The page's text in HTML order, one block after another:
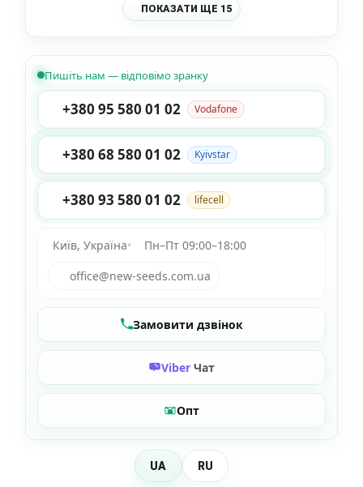
ПОКАЗАТИ ЩЕ 15
Пишіть нам — відповімо зранку
+380 95 580 01 02 Vodafone
+380 68 580 01 02 Kyivstar
+380 93 580 01 02 lifecell
Київ, Україна•
Пн–Пт 09:00–18:00
office@new-seeds.com.ua
Замовити дзвінок
Viber Чат
Опт
UA RU